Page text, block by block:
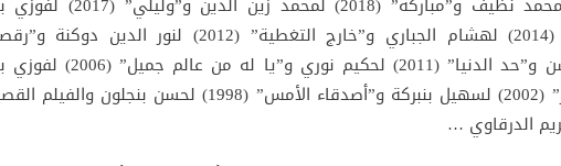
السعيدي و”دموع إبليس” (2014) لهشام الجباري و”خارج التغطية” (2012) لنور الدين دوكنة
الوحش” (2011) لمجيد لحسن و”حد الدنيا” (2011) لحكيم نوري و”يا له من عالم
السعيدي و”عشاق موغادور” (2002) لسهيل بنبركة و”أصدقاء الأمس” (1998) لحسن بنجلون والفيلم